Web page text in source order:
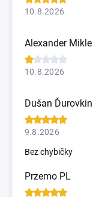
10.8.2026
Alexander Mikle
10.8.2026
Dušan Ďurovkin
9.8.2026
Bez chybičky
Przemo PL